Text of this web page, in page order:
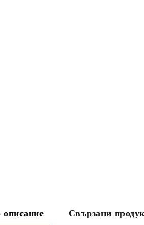
описание Свързани